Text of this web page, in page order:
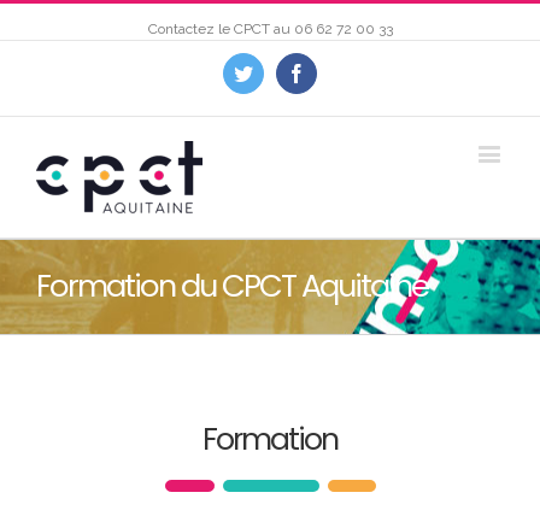
Contactez le CPCT au 06 62 72 00 33
Twitter Facebook
Formation du CPCT Aquitaine
Formation